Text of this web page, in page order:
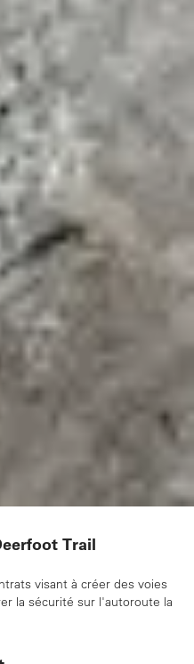
Trail
visant à créer des voies
la sécurité sur l'autoroute la